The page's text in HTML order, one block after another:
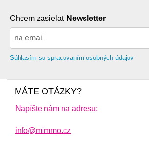
Chcem zasielať Newsletter
Súhlasím so spracovaním osobných údajov
MÁTE OTÁZKY?
Napíšte nám na adresu:
info@mimmo.cz